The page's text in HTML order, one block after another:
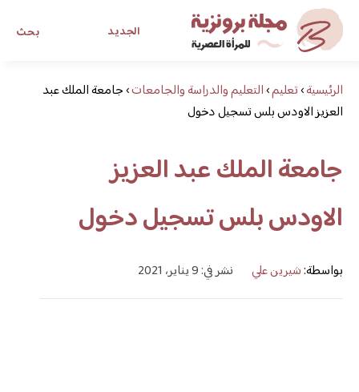
بحث الجديد
مجلة برونزية للفتاة العصريةالرئيسية›تعليم›التعليم والدراسة والجامعات›جامعة الملك عبد
العزيز الاودس بلس تسجيل دخول
جامعة الملك عبد العزيز
الاودس بلس تسجيل دخول
بواسطة:شيرين علي نشر في: 9 يناير، 2021